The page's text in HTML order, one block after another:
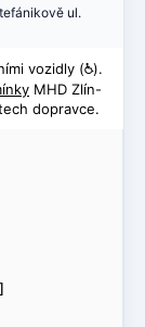
]
ul.
vozidly (@).
MHD Zlín-
dopravce.